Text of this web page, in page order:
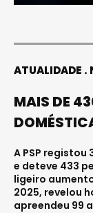
ATUALIDADE
MAIS DE
A PSP
e deteve 433
ligeiro
2025, revelou
apreendeu 99